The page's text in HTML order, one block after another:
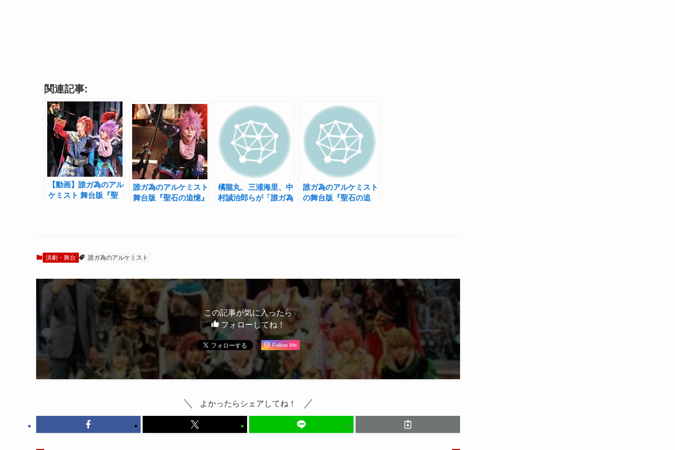
関連記事:
【動画】誰ガ為のアル
ケミスト 舞台版『聖
誰ガ為のアルケミスト
舞台版『聖石の追憶』
橘龍丸、三浦海里、中
村誠治郎らが「誰ガ為
誰ガ為のアルケミスト
の舞台版『聖石の追
演劇・舞台 誰ガ為のアルケミスト
この記事が気に入ったら
フォローしてね！
Follow Me
よかったらシェアしてね！